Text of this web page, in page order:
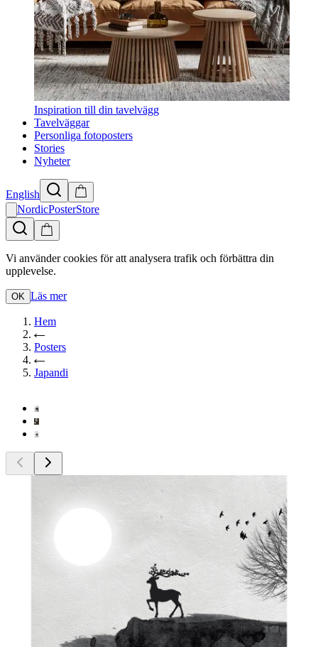
Inspiration till din tavelvägg
Tavelväggar
Personliga fotoposters
Stories
Nyheter
English
NordicPosterStore
Vi använder cookies för att analysera trafik och förbättra din
upplevelse.
OK Läs mer
Hem
Posters
Japandi